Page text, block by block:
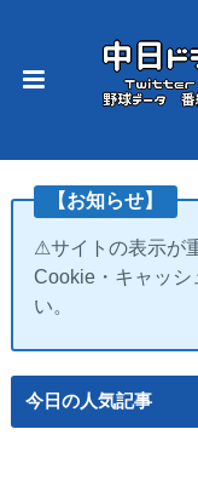
【お知らせ】
⚠サイトの表示が
Cookie・キャッシ
い。
今日の人気記事